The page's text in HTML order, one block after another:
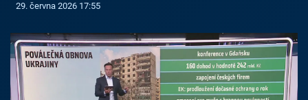
29. června 2026 17:55